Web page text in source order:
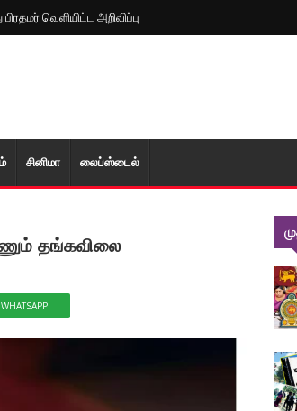
வெளியிட்ட அறிவிப்பு
சினிமா லைப்ஸ்டைல்
தங்கவிலை
WHATSAPP